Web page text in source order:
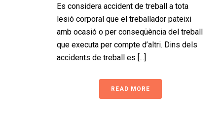
Es considera accident de treball a tota
lesió corporal que el treballador pateixi
amb ocasió o per conseqüència del treball
que executa per compte d’altri. Dins dels
accidents de treball es [...]
READ MORE